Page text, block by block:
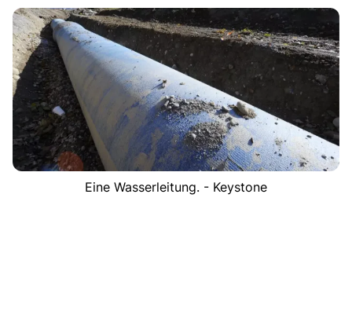
Eine Wasserleitung. - Keystone